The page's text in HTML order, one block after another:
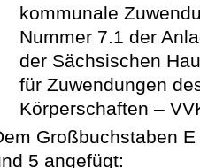
kommunale
Nummer 7.1 der
der Sächsischen
für Zuwendungen
Körperschaften –
Großbuchstaben
5 angefügt: